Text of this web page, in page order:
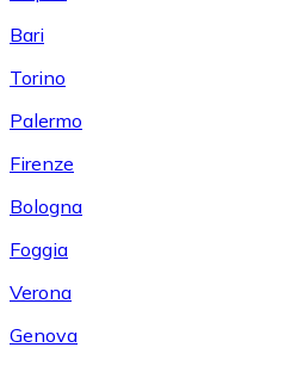
Bari
Torino
Palermo
Firenze
Bologna
Foggia
Verona
Genova